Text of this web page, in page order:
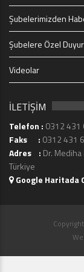
Şubelerimizden
Şubelere Özel
Videolar
İLETİŞİM
Telefon : 0312 431
Faks : 0312 431
Adres : Dr.
Türkiye
Google Haritada